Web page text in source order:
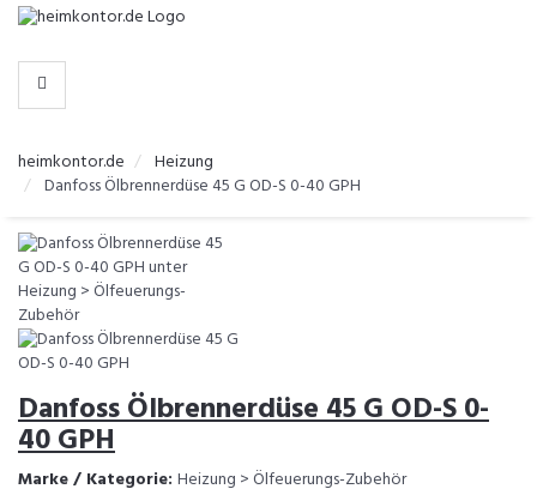
-
KATEGORIEN
heimkontor.de
Heizung
Danfoss Ölbrennerdüse 45 G OD-S 0-40 GPH
Danfoss Ölbrennerdüse 45 G OD-S 0-
40 GPH
Marke / Kategorie: Heizung > Ölfeuerungs-Zubehör